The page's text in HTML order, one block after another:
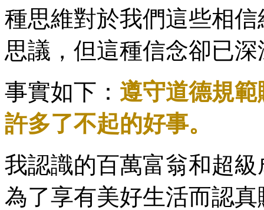
種思維對於我們這些相
思議，但這種信念卻已
事實如下： 遵守道德規
許多了不起的好事。
我認識的百萬富翁和超
為了享有美好生活而認